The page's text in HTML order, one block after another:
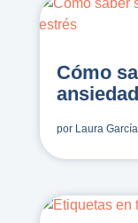
Cómo
por Laura